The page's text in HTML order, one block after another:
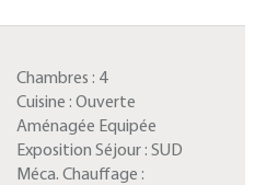
Chambres : 4
Cuisine : Ouverte
Aménagée Equipée
Exposition Séjour : SUD
Méca. Chauffage :